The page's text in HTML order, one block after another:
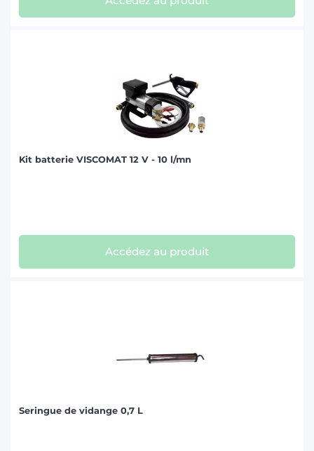
Kit batterie VISCOMAT 12 V - 10 l/mn
Accédez au produit
Seringue de vidange 0,7 L